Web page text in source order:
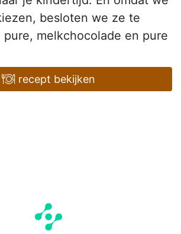
besloten we ze te
pure, melkchocolade en pure
recept bekijken